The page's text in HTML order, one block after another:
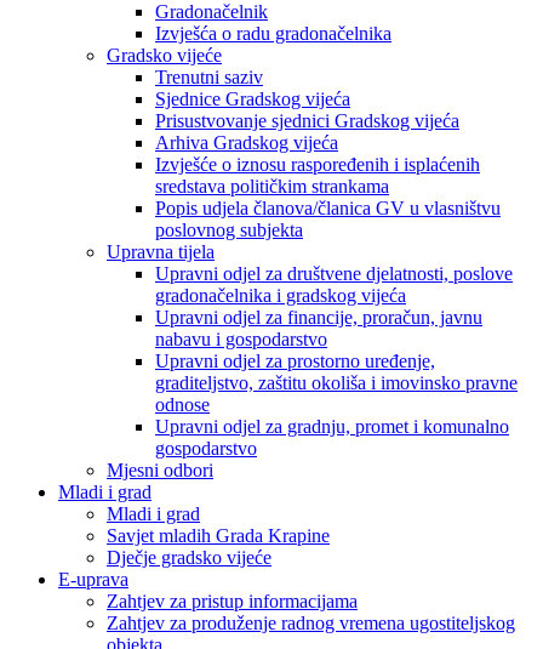
Gradonačelnik
Izvješća o radu gradonačelnika
Gradsko vijeće
Trenutni saziv
Sjednice Gradskog vijeća
Prisustvovanje sjednici Gradskog vijeća
Arhiva Gradskog vijeća
Izvješće o iznosu raspoređenih i isplaćenih
sredstava političkim strankama
Popis udjela članova/članica GV u vlasništvu
poslovnog subjekta
Upravna tijela
Upravni odjel za društvene djelatnosti, poslove
gradonačelnika i gradskog vijeća
Upravni odjel za financije, proračun, javnu
nabavu i gospodarstvo
Upravni odjel za prostorno uređenje,
graditeljstvo, zaštitu okoliša i imovinsko pravne
odnose
Upravni odjel za gradnju, promet i komunalno
gospodarstvo
Mjesni odbori
Mladi i grad
Mladi i grad
Savjet mladih Grada Krapine
Dječje gradsko vijeće
E-uprava
Zahtjev za pristup informacijama
Zahtjev za produženje radnog vremena ugostiteljskog
objekta